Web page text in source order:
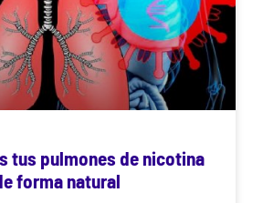
tus pulmones de nicotina
forma natural